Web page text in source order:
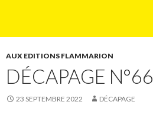
AUX EDITIONS FLAMMARION
DÉCAPAGE N°66
23 SEPTEMBRE 2022 DÉCAPAGE